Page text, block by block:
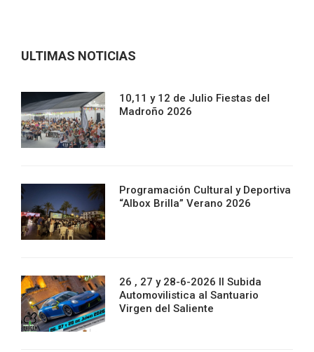
ULTIMAS NOTICIAS
10,11 y 12 de Julio Fiestas del
Madroño 2026
Programación Cultural y Deportiva
“Albox Brilla” Verano 2026
26 , 27 y 28-6-2026 II Subida
Automovilistica al Santuario
Virgen del Saliente